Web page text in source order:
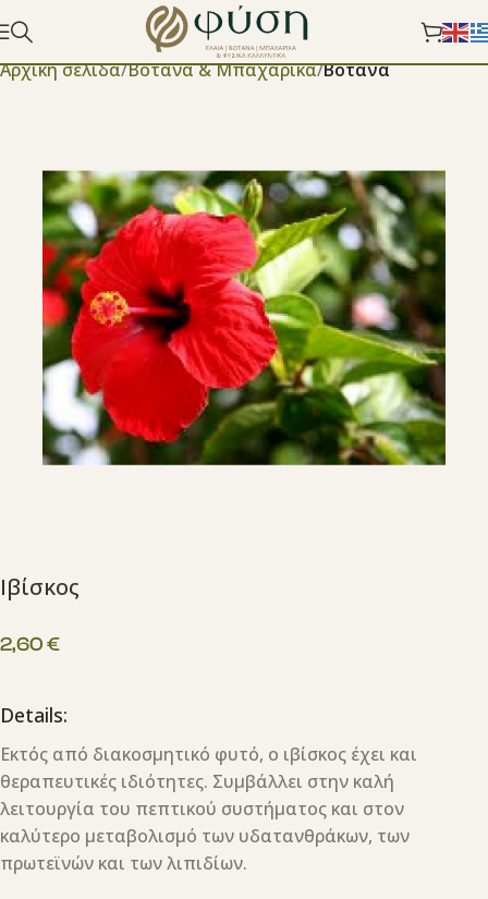
Αρχική σελίδα Βότανα & Μπαχαρικά Βότανα
Ιβίσκος
2,60€
Details:
Εκτός από διακοσμητικό φυτό, ο ιβίσκος έχει και
θεραπευτικές ιδιότητες. Συμβάλλει στην καλή
λειτουργία του πεπτικού συστήματος και στον
καλύτερο μεταβολισμό των υδατανθράκων, των
πρωτεϊνών και των λιπιδίων.